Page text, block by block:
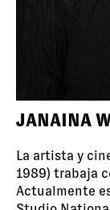
JANAINA
La artista y
1989) trabaja
Actualmente